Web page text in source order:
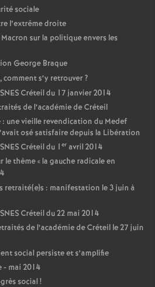
sociale
l’extrême droite
sur la politique envers les
George Braque
s’y retrouver?
SNESCréteil du 17 janvier 2014
de l’académie de Créteil
une vieille revendication du Medef
osé satisfaire depuis la Libération
SNESCréteil du 1 er avril 2014
le thème « la gauche radicale en
retraité(e)s : manifestation le 3 juin à
SNESCréteil du 22 mai 2014
de l’académie de Créteil le 27 juin
social persiste et s’amplifie
- mai 2014
social!